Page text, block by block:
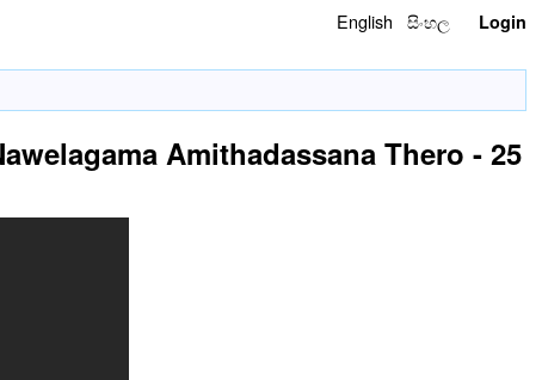
English සිංහල Login
Amithadassana Thero - 25